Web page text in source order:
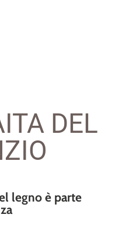
DEL
legno è parte